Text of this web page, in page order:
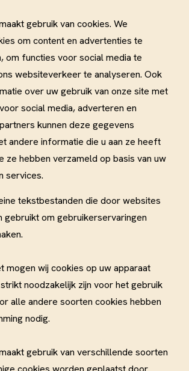
gebruik van cookies. We
om content en advertenties te
om functies voor social media te
websiteverkeer te analyseren. Ook
over uw gebruik van onze site met
social media, adverteren en
kunnen deze gegevens
andere informatie die u aan ze heeft
ze hebben verzameld op basis van uw
services.
tekstbestanden die door websites
gebruikt om gebruikerservaringen
mogen wij cookies op uw apparaat
noodzakelijk zijn voor het gebruik
alle andere soorten cookies hebben
nodig.
gebruik van verschillende soorten